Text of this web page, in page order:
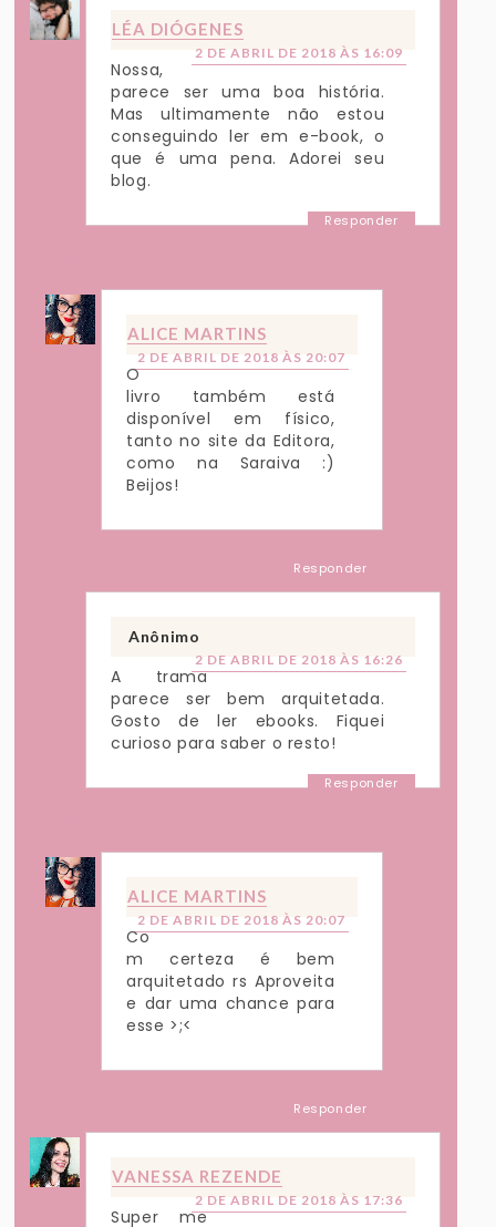
LÉA DIÓGENES
2 DE ABRIL DE 2018 ÀS 16:09
Nossa,
parece ser uma boa história.
Mas ultimamente não estou
conseguindo ler em e-book, o
que é uma pena. Adorei seu
blog.
Responder
ALICE MARTINS
2 DE ABRIL DE 2018 ÀS 20:07
O
livro também está
disponível em físico,
tanto no site da Editora,
como na Saraiva :)
Beijos!
Responder
Anônimo
2 DE ABRIL DE 2018 ÀS 16:26
A trama
parece ser bem arquitetada.
Gosto de ler ebooks. Fiquei
curioso para saber o resto!
Responder
ALICE MARTINS
2 DE ABRIL DE 2018 ÀS 20:07
Co
m certeza é bem
arquitetado rs Aproveita
e dar uma chance para
esse >;<
Responder
VANESSA REZENDE
2 DE ABRIL DE 2018 ÀS 17:36
Super me